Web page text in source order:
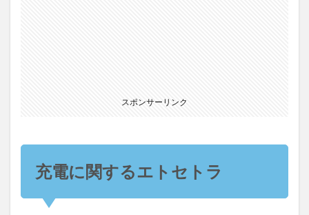
スポンサーリンク
充電に関するエトセトラ